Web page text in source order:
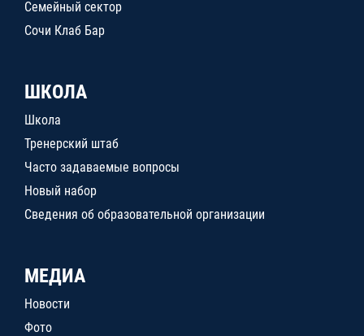
Семейный сектор
Сочи Клаб Бар
ШКОЛА
Школа
Тренерский штаб
Часто задаваемые вопросы
Новый набор
Сведения об образовательной организации
МЕДИА
Новости
Фото